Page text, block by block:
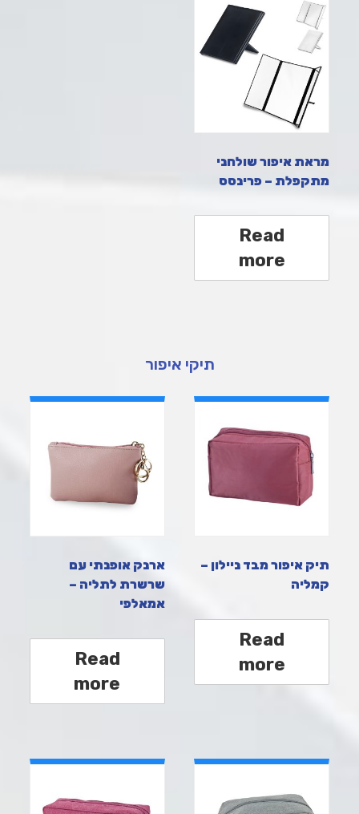
מראת איפור שולחני
מתקפלת – פרינסס
Read
more
תיקי איפור
תיק איפור מבד ניילון –
קמליה
Read
more
ארנק אופנתי עם
שרשרת לתליה –
אמאלפי
Read
more